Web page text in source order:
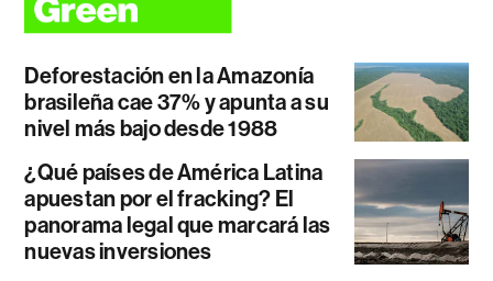
Deforestación en la Amazonía
brasileña cae 37% y apunta a su
nivel más bajo desde 1988
¿Qué países de América Latina
apuestan por el fracking? El
panorama legal que marcará las
nuevas inversiones